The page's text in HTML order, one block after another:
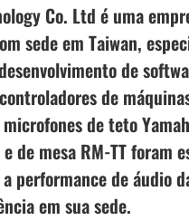
Co. Ltd é uma
sede em Taiwan,
de
de
de teto
e de mesa RM-TT foram
performance de áudio
em sua sede.